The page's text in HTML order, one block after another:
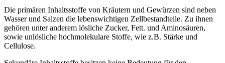
Die primären Inhaltsstoffe von Kräutern und Gewürzen sind neben
Wasser und Salzen die lebenswichtigen Zellbestandteile. Zu ihnen
gehören unter anderem lösliche Zucker, Fett. und Aminosäuren,
sowie unlösliche hochmolekulare Stoffe, wie z.B. Stärke und
Cellulose.